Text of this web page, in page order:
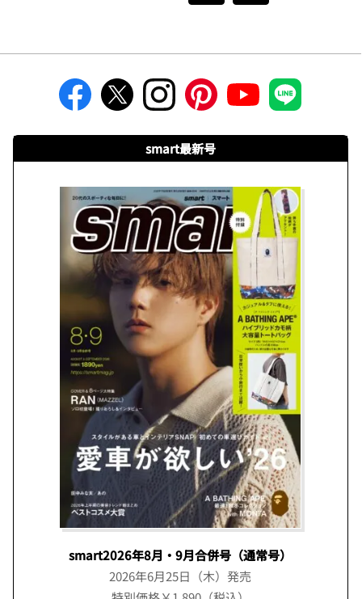
smart最新号
smart2026年8月・9月合併号（通常号）
2026年6月25日（木）発売